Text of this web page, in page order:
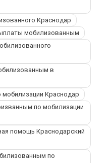
Краснодар
мобилизованным
в
Краснодар
по мобилизации
помощь Краснодарский
по